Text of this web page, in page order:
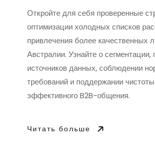
Откройте для себя проверенные
оптимизации холодных списков
привлечения более качественных
Австралии. Узнайте о сегментации,
источников данных, соблюдении
требований и поддержании
эффективного B2B-общения.
Читать больше